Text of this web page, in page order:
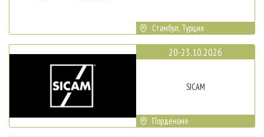
Стамбул, Турция
20-23.10.2026
SICAM
Порденоне